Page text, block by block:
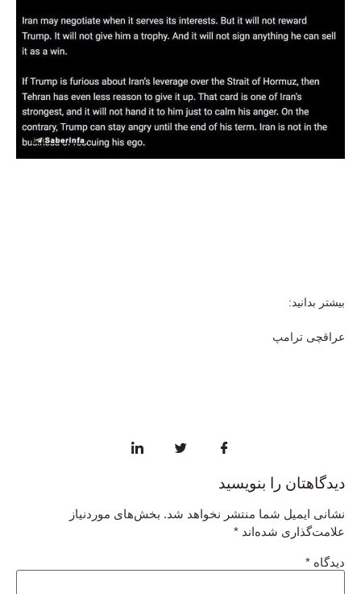
بیشتر بدانید:
عراقچی ترامپ
دیدگاهتان را بنویسید
نشانی ایمیل شما منتشر نخواهد شد. بخش‌های موردنیاز
علامت‌گذاری شده‌اند *
دیدگاه *